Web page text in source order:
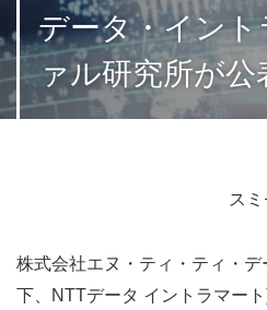
データ・イン
ァル研究所が公
ス
株式会社エヌ・ティ・ティ・
下、NTTデータ イントラマー